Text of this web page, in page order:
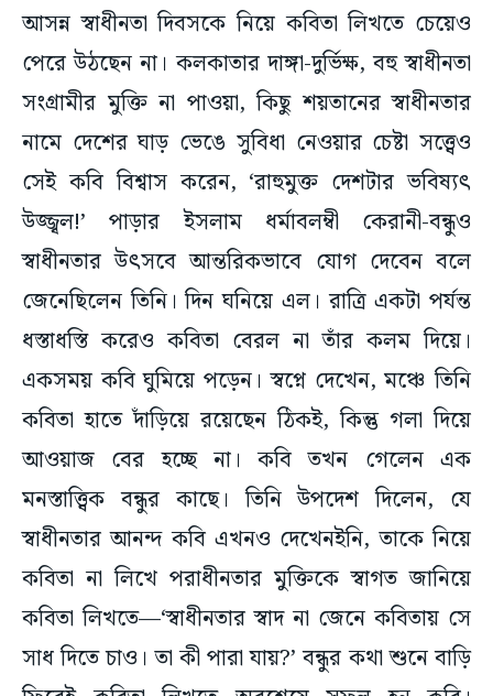
পেরে উঠছেন না। কলকাতার দাঙ্গা-দুর্ভিক্ষ, বহু স্বাধীনতা
সংগ্রামীর মুক্তি না পাওয়া, কিছু শয়তানের স্বাধীনতার
নামে দেশের ঘাড় ভেঙে সুবিধা নেওয়ার চেষ্টা সত্ত্বেও
সেই কবি বিশ্বাস করেন, ‘রাহুমুক্ত দেশটার ভবিষ্যৎ
উজ্জ্বল!’ পাড়ার ইসলাম ধর্মাবলম্বী কেরানী-বন্ধুও
স্বাধীনতার উৎসবে আন্তরিকভাবে যোগ দেবেন বলে
জেনেছিলেন তিনি। দিন ঘনিয়ে এল। রাত্রি একটা পর্যন্ত
ধস্তাধস্তি করেও কবিতা বেরল না তাঁর কলম দিয়ে।
একসময় কবি ঘুমিয়ে পড়েন। স্বপ্নে দেখেন, মঞ্চে তিনি
কবিতা হাতে দাঁড়িয়ে রয়েছেন ঠিকই, কিন্তু গলা দিয়ে
আওয়াজ বের হচ্ছে না। কবি তখন গেলেন এক
মনস্তাত্ত্বিক বন্ধুর কাছে। তিনি উপদেশ দিলেন, যে
স্বাধীনতার আনন্দ কবি এখনও দেখেনইনি, তাকে নিয়ে
কবিতা না লিখে পরাধীনতার মুক্তিকে স্বাগত জানিয়ে
কবিতা লিখতে—‘স্বাধীনতার স্বাদ না জেনে কবিতায় সে
সাধ দিতে চাও। তা কী পারা যায়?’ বন্ধুর কথা শুনে বাড়ি
ফিরেই কবিতা লিখতে অবশেষে সফল হন কবি।